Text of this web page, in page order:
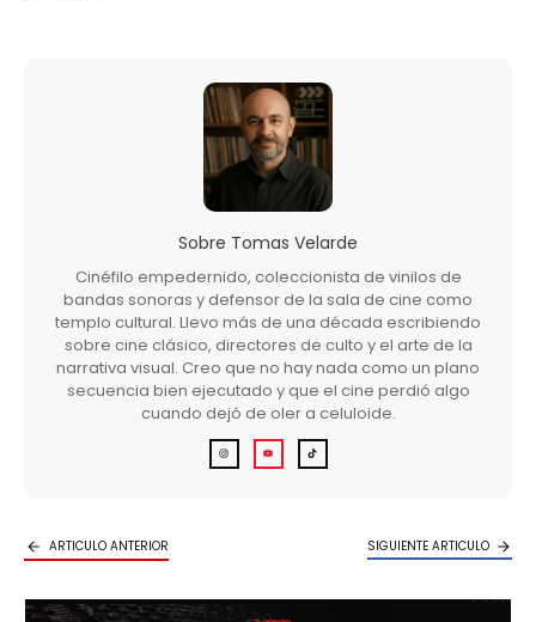
Sobre Tomas Velarde
Cinéfilo empedernido, coleccionista de vinilos de
bandas sonoras y defensor de la sala de cine como
templo cultural. Llevo más de una década escribiendo
sobre cine clásico, directores de culto y el arte de la
narrativa visual. Creo que no hay nada como un plano
secuencia bien ejecutado y que el cine perdió algo
cuando dejó de oler a celuloide.
ARTICULO ANTERIOR SIGUIENTE ARTICULO